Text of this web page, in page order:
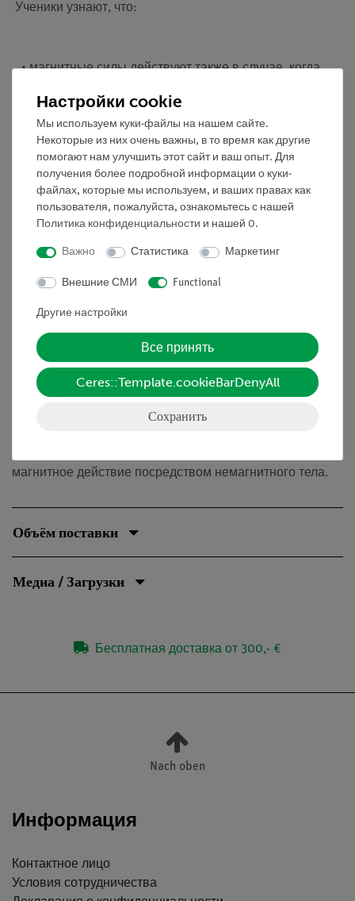
Ученики узнают, что:
• магнитные силы действуют также в случае, когда
• магнитная сила увеличивается с уменьшением
расстояния.
• магнитная сила зависит от размера притягиваемого
объекта.
• магнитная сила может проходить через материалы,
понимания магнитных явлений
Задание
Исследуйте, могут ли тела притягиваться, если они не
соприкасаются с магнитом.
1. Исследуйте, от чего зависит магнитная сила магнита.
магнитное действие посредством немагнитного тела.
Объём поставки
Медиа / Загрузки
Бесплатная доставка от 300,- €
Nach oben
Информация
Контактное лицо
Условия сотрудничества
Настройки cookie
Мы используем куки-файлы на нашем сайте.
Некоторые из них очень важны, в то время как другие
помогают нам улучшить этот сайт и ваш опыт. Для
получения более подробной информации о куки-
файлах, которые мы используем, и ваших правах как
пользователя, пожалуйста, ознакомьтесь с нашей
Политика конфиденциальности и нашей 0.
Важно Статистика Маркетинг
Внешние СМИ Functional
Другие настройки
Все принять
Ceres::Template.cookieBarDenyAll
Сохранить